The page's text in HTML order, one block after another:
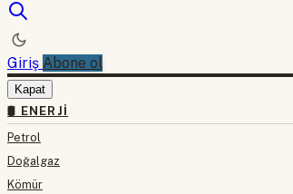
Giriş Abone ol
Kapat
🛢 ENERJI
Petrol
Doğalgaz
Kömür